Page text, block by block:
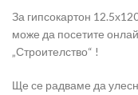
За гипсокартон
може да посетите
„Строителство“ !
Ще се радваме да